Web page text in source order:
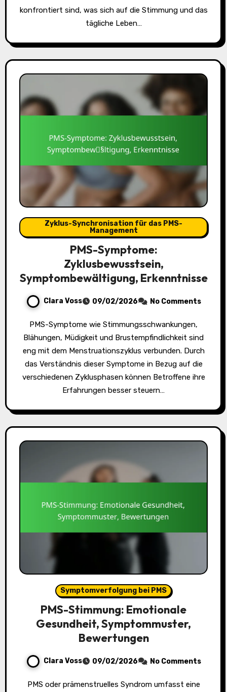
konfrontiert sind, was sich auf die Stimmung und das
tägliche Leben…
Zyklus-Synchronisation für das PMS-
Management
PMS-Symptome:
Zyklusbewusstsein,
Symptombewältigung, Erkenntnisse
Clara Voss 09/02/2026 No Comments
PMS-Symptome wie Stimmungsschwankungen,
Blähungen, Müdigkeit und Brustempfindlichkeit sind
eng mit dem Menstruationszyklus verbunden. Durch
das Verständnis dieser Symptome in Bezug auf die
verschiedenen Zyklusphasen können Betroffene ihre
Erfahrungen besser steuern…
Symptomverfolgung bei PMS
PMS-Stimmung: Emotionale
Gesundheit, Symptommuster,
Bewertungen
Clara Voss 09/02/2026 No Comments
PMS oder prämenstruelles Syndrom umfasst eine